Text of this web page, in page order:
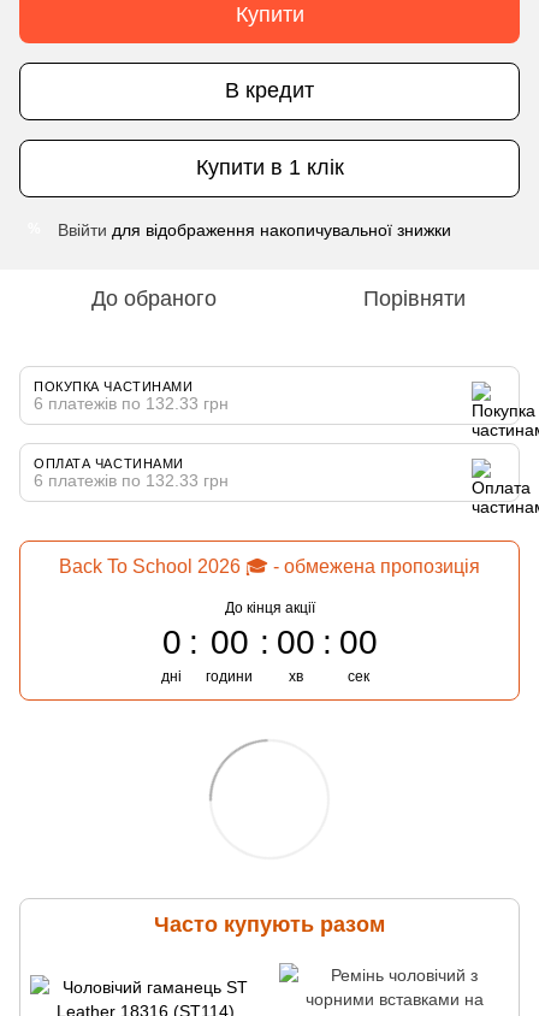
Купити
В кредит
Купити в 1 клік
Ввійти для відображення накопичувальної знижки
До обраного Порівняти
ПОКУПКА ЧАСТИНАМИ
6 платежів по 132.33 грн
ОПЛАТА ЧАСТИНАМИ
6 платежів по 132.33 грн
Back To School 2026 🎓 - обмежена пропозиція
До кінця акції
0
дні
00
години
00
хв
00
сек
Часто купують разом